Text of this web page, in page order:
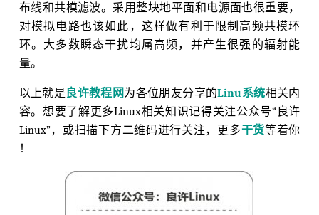
布线和共模滤波。采用整块地平面和电源面也很重要，
对模拟电路也该如此，这样做有利于限制高频共模环
环。大多数瞬态干扰均属高频，并产生很强的辐射能
量。
以上就是 良许教程网为各位朋友分享的Linu系统相关内
容。想要了解更多Linux相关知识记得关注公众号“良许
Linux”，或扫描下方二维码进行关注，更多干货等着你
！